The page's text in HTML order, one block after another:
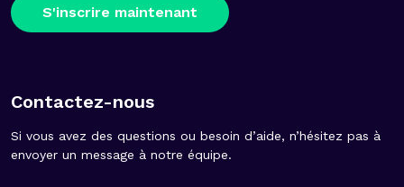
S'inscrire maintenant
Contactez-nous
Si vous avez des questions ou besoin d’aide, n’hésitez pas à
envoyer un message à notre équipe.